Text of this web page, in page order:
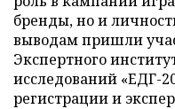
бренды, но и
выводам пришли
Экспертного
исследований «ЕДГ-
регистрации и